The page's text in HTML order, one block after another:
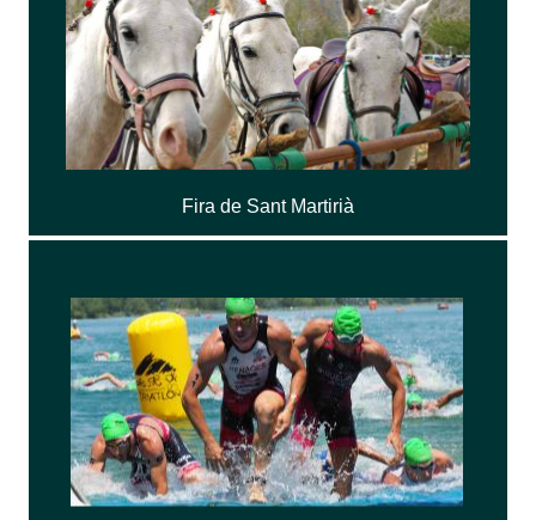
Fira de Sant Martirià